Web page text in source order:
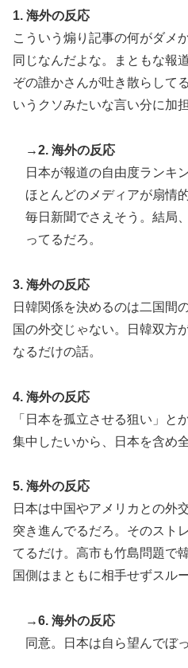
と日本人は何か適当に作る
がまさに経験値である」
▶ 【衝撃】韓国人「エボシ御
よ」
▶ 大地震が起きても手術をや
▶
海外「海外発祥なのに、今
て何？その逆も教えて！」
▶ 軽飛行機が屋根すれすれを
ないまま胴体着陸「これよ
きた」【海外の反応】
した極限の中の日本人の姿
▶ 韓国人「過去のW杯で韓国
抜けるように注射してい
しい…（ﾌﾞﾙﾌﾞﾙ」＝韓国の反
1. 海外の反応
こういう煽り記事の何がダメ
同じなんだよな。まともな報
ぞの誰かさんが吐き散らして
いうクソみたいな言い分に加
→2. 海外の反応
日本が報道の自由度ランキ
ほとんどのメディアが扇情
毎日新聞でさえそう。結局
ってるだろ。
3. 海外の反応
日韓関係を決めるのは二国間
国の外交じゃない。日韓双方
なるだけの話。
4. 海外の反応
「日本を孤立させる狙い」と
集中したいから、日本を含め
5. 海外の反応
日本は中国やアメリカとの外
突き進んでるだろ。そのスト
てるだけ。高市も竹島問題で
国側はまともに相手せずスル
→6. 海外の反応
同意。日本は自ら望んでぼ